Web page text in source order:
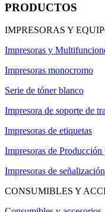
PRODUCTOS
IMPRESORAS Y
Impresoras y
Impresoras monocromo
Serie de tóner blanco
Impresora de soporte de
Impresoras de etiquetas
Impresoras de
Impresoras de señalización
CONSUMIBLES Y